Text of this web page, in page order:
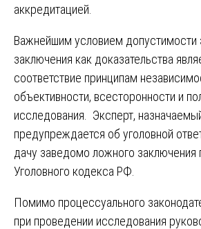
аккредитацией.
Важнейшим условием допустимости
заключения как доказательства
соответствие принципам
объективности, всесторонности и
исследования. Эксперт,
предупреждается об уголовной
дачу заведомо ложного заключения
Уголовного кодекса РФ.
Помимо процессуального
при проведении исследования